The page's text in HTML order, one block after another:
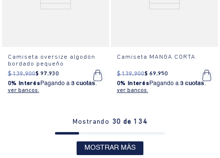
Camiseta oversize algodón
bordado pequeño
$ 139.900$ 97.930
0% Interés Pagando a 3 cuotas.
ver bancos.
Camiseta MANGA CORTA
$ 139.900$ 69.950
0% Interés Pagando a 3 cuotas.
ver bancos.
Mostrando 30 de 134
MOSTRAR MÁS